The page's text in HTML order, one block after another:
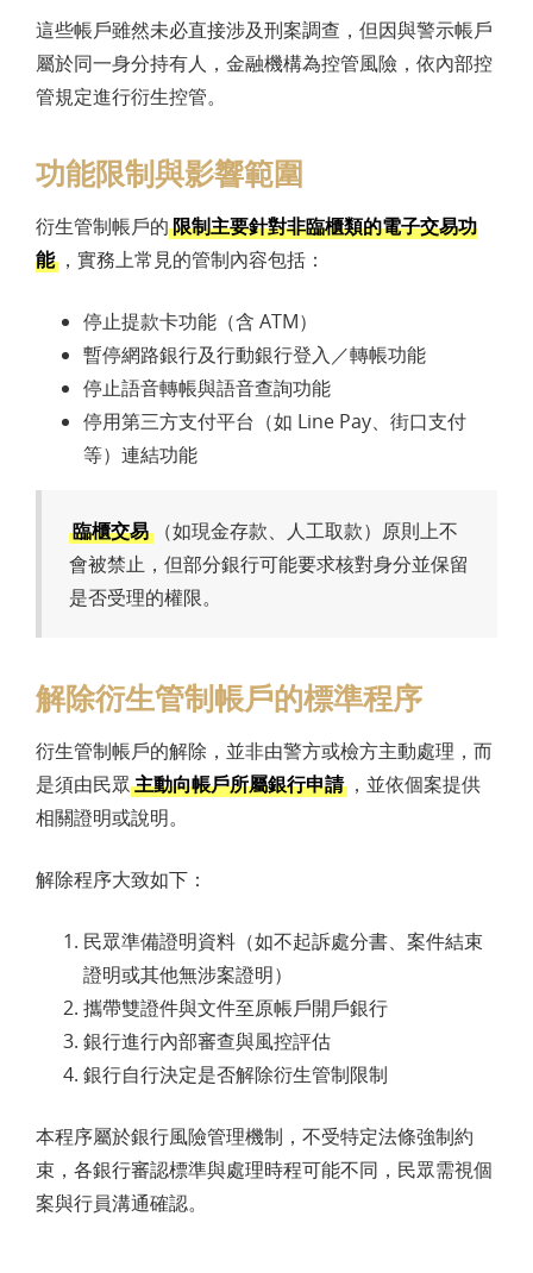
這些帳戶雖然未必直接涉及刑案調查，但因與警示帳戶
屬於同一身分持有人，金融機構為控管風險，依內部控
管規定進行衍生控管。
功能限制與影響範圍
衍生管制帳戶的限制主要針對非臨櫃類的電子交易功
能 ，實務上常見的管制內容包括：
停止提款卡功能（含 ATM）
暫停網路銀行及行動銀行登入／轉帳功能
停止語音轉帳與語音查詢功能
停用第三方支付平台（如 Line Pay、街口支付
等）連結功能
臨櫃交易（如現金存款、人工取款）原則上不
會被禁止，但部分銀行可能要求核對身分並保留
是否受理的權限。
解除衍生管制帳戶的標準程序
衍生管制帳戶的解除，並非由警方或檢方主動處理，而
是須由民眾主動向帳戶所屬銀行申請 ，並依個案提供
相關證明或說明。
解除程序大致如下：
民眾準備證明資料（如不起訴處分書、案件結束
證明或其他無涉案證明）
攜帶雙證件與文件至原帳戶開戶銀行
銀行進行內部審查與風控評估
銀行自行決定是否解除衍生管制限制
本程序屬於銀行風險管理機制，不受特定法條強制約
束，各銀行審認標準與處理時程可能不同，民眾需視個
案與行員溝通確認。